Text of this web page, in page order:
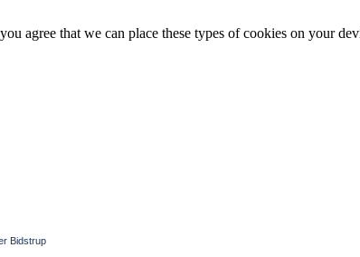
agree that we can place these types of cookies on your
Bidstrup